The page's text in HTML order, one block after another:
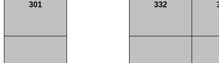
301 332